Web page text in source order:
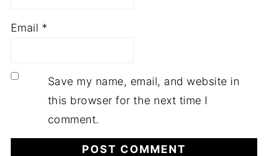
Email *
Save my name, email, and website in
this browser for the next time I
comment.